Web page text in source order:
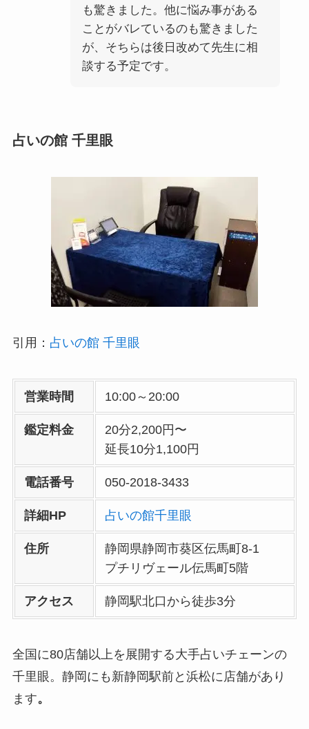
も驚きました。他に悩み事がある
ことがバレているのも驚きました
が、そちらは後日改めて先生に相
談する予定です。
占いの館 千里眼
引用： 占いの館 千里眼
営業時間 10:00～20:00
鑑定料金
20分2,200円〜
延長10分1,100円
電話番号 050-2018-3433
詳細HP 占いの館千里眼
住所
静岡県静岡市葵区伝馬町8-1
プチリヴェール伝馬町5階
アクセス 静岡駅北口から徒歩3分
全国に80店舗以上を展開する大手占いチェーンの
千里眼。静岡にも新静岡駅前と浜松に店舗があり
ます。